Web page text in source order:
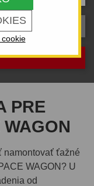
PRE
namontovať ťažné
WAGON? U
od